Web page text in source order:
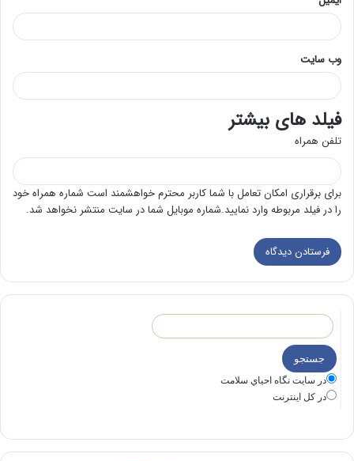
وب‌ سایت
فیلد های بیشتر
تلفن همراه
برای برقراری امکان تعامل با شما کاربر محترم خواهشمند است شماره همراه خود
را در فیلد مربوطه وارد نمایید.شماره موبایل شما در سایت منتشر نخواهد شد.
در سايت نگاه احياي سلامت
در كل اينترنت